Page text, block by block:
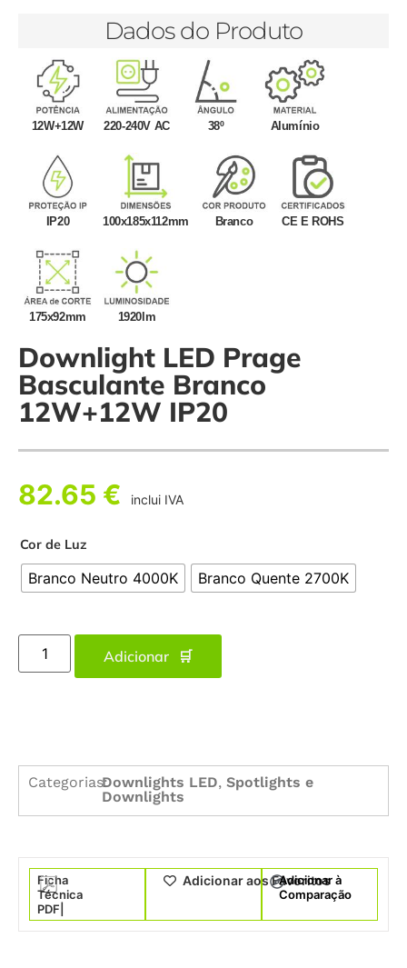
Dados do Produto
12W+12W 220-240V AC 38º Alumínio
IP20 100x185x112mm Branco CE E ROHS
175x92mm 1920lm
Downlight LED Prage
Basculante Branco
12W+12W IP20
82.65 € inclui IVA
Cor de Luz
Branco Neutro 4000K Branco Quente 2700K
Adicionar
Categorias:Downlights LED,Spotlights e
Downlights
Ficha
Técnica
PDF|
Adicionar aos Favoritos
Adicionar à
Comparação